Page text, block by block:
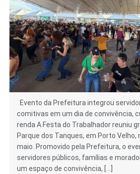
Evento da Prefeitura integrou
comitivas em um dia de convivência,
renda A Festa do Trabalhador reuniu
Parque dos Tanques, em Porto Velho,
maio. Promovido pela Prefeitura, o
servidores públicos, famílias e
um espaço de convivência, […]